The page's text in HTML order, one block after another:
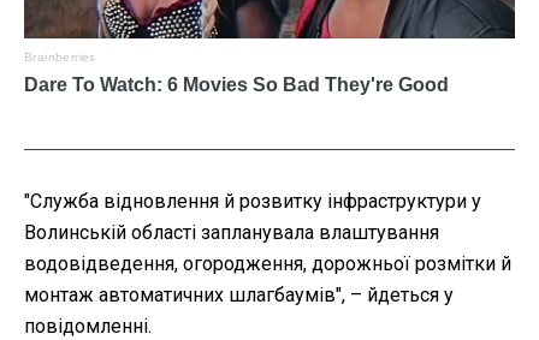
"Служба відновлення й розвитку інфраструктури у
Волинській області запланувала влаштування
водовідведення, огородження, дорожньої розмітки й
монтаж автоматичних шлагбаумів", – йдеться у
повідомленні.